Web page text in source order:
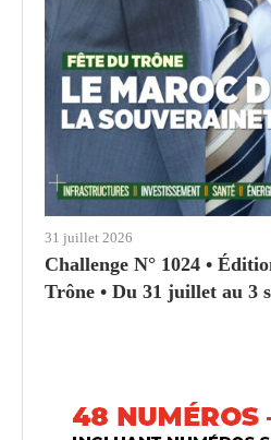
31 juillet 2026
Challenge N° 1024 •
Trône • Du 31 juillet au 3